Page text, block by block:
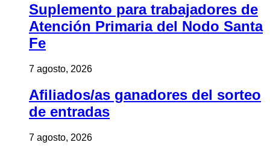
Suplemento para trabajadores de
Atención Primaria del Nodo Santa
Fe
7 agosto, 2026
Afiliados/as ganadores del sorteo
de entradas
7 agosto, 2026